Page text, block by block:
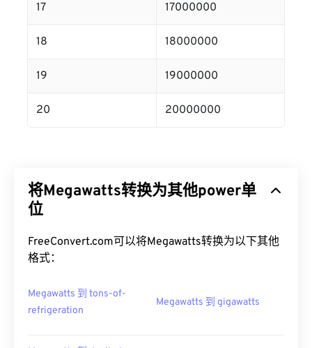
17 17000000
18 18000000
19 19000000
20 20000000
将Megawatts转换为其他power单
位
FreeConvert.com可以将Megawatts转换为以下其他
格式：
Megawatts 到 tons-of-
refrigeration
Megawatts 到 gigawatts